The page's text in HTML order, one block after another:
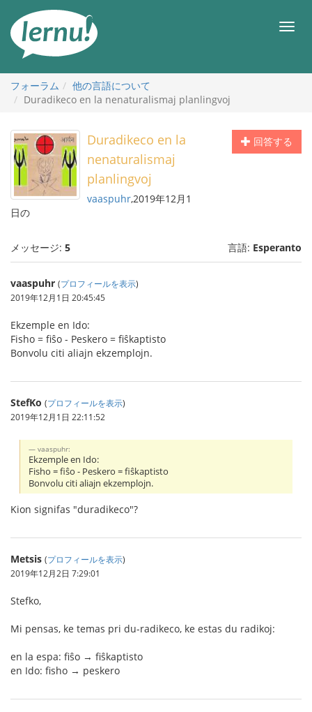
メ
フォーラム
他の言語について
Duradikeco en la nenaturalismaj planlingvoj
回答する
Duradikeco en la
nenaturalismaj
planlingvoj
vaaspuhr,2019年12月1
日の
メッセージ: 5 言語: Esperanto
vaaspuhr (プロフィールを表示)
2019年12月1日 20:45:45
Ekzemple en Ido:
Fisho = fiŝo - Peskero = fiŝkaptisto
Bonvolu citi aliajn ekzemplojn.
StefKo (プロフィールを表示)
2019年12月1日 22:11:52
vaaspuhr:
Ekzemple en Ido:
Fisho = fiŝo - Peskero = fiŝkaptisto
Bonvolu citi aliajn ekzemplojn.
Kion signifas "duradikeco"?
Metsis (プロフィールを表示)
2019年12月2日 7:29:01
Stefko,
Mi pensas, ke temas pri du-radikeco, ke estas du radikoj:
en la espa: fiŝo → fiŝkaptisto
en Ido: fisho → peskero